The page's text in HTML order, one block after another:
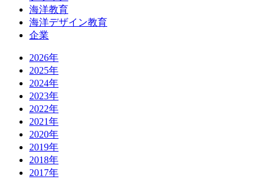
海洋教育
海洋デザイン教育
企業
2026年
2025年
2024年
2023年
2022年
2021年
2020年
2019年
2018年
2017年